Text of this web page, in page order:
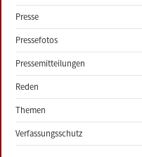
Presse
Pressefotos
Pressemitteilungen
Reden
Themen
Verfassungsschutz